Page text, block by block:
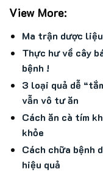
View More:
Ma trận dược
Thực hư về cây
bệnh !
3 loại quả dễ
vẫn vô tư ăn
Cách ăn cà tím
khỏe
Cách chữa bệnh
hiệu quả